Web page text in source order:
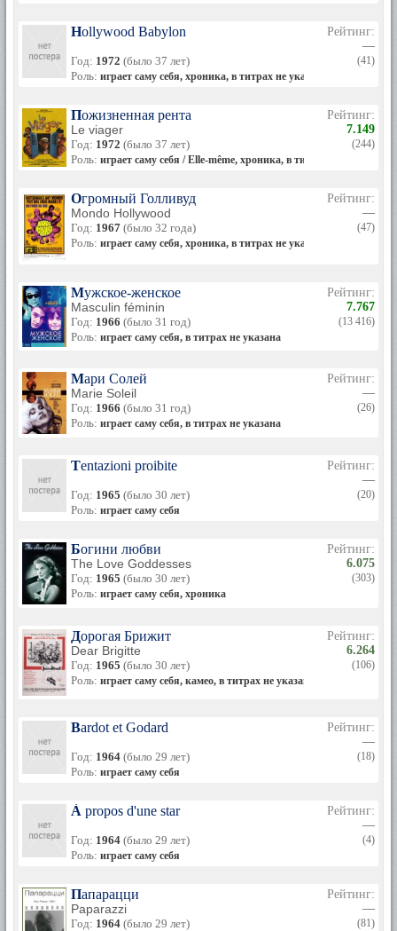
Hollywood Babylon
Год: 1972 (было 37 лет)
Роль: играет саму себя, хроника, в титрах не указана
Рейтинг:
—
(41)
Пожизненная рента
Le viager
Год: 1972 (было 37 лет)
Роль: играет саму себя / Elle-même, хроника, в титрах не указана
Рейтинг:
7.149
(244)
Огромный Голливуд
Mondo Hollywood
Год: 1967 (было 32 года)
Роль: играет саму себя, хроника, в титрах не указана
Рейтинг:
—
(47)
Мужское-женское
Masculin féminin
Год: 1966 (было 31 год)
Роль: играет саму себя, в титрах не указана
Рейтинг:
7.767
(13 416)
Мари Солей
Marie Soleil
Год: 1966 (было 31 год)
Роль: играет саму себя, в титрах не указана
Рейтинг:
—
(26)
Tentazioni proibite
Год: 1965 (было 30 лет)
Роль: играет саму себя
Рейтинг:
—
(20)
Богини любви
The Love Goddesses
Год: 1965 (было 30 лет)
Роль: играет саму себя, хроника
Рейтинг:
6.075
(303)
Дорогая Брижит
Dear Brigitte
Год: 1965 (было 30 лет)
Роль: играет саму себя, камео, в титрах не указана
Рейтинг:
6.264
(106)
Bardot et Godard
Год: 1964 (было 29 лет)
Роль: играет саму себя
Рейтинг:
—
(18)
À propos d'une star
Год: 1964 (было 29 лет)
Роль: играет саму себя
Рейтинг:
—
(4)
Папарацци
Paparazzi
Год: 1964 (было 29 лет)
Рейтинг:
—
(81)